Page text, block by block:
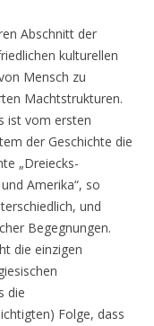
Abschnitt der
kulturellen
Mensch zu
Machtstrukturen.
ist vom ersten
der Geschichte die
„Dreiecks-
Amerika“, so
und
Begegnungen.
die einzigen
die
Folge, dass